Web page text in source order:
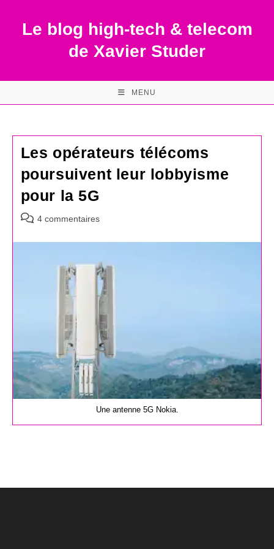
contentLe blog high-tech & telecom
de Xavier Studer
MENU
Les opérateurs télécoms
poursuivent leur lobbyisme
pour la 5G
Commentaires
la
4 commentaires
Une antenne 5G Nokia.